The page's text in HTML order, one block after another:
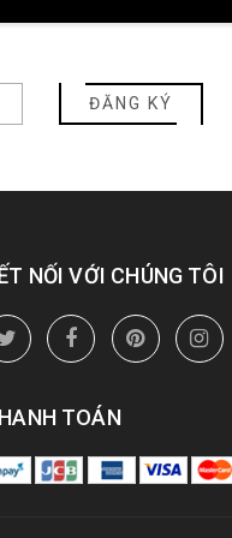
ĐĂNG KÝ
NỐI VỚI CHÚNG TÔI
TOÁN